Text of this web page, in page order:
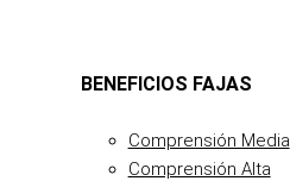
BENEFICIOS FAJAS
Comprensión Media
Comprensión Alta